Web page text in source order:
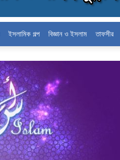
ইসলামিক গল্প বিজ্ঞান ও ইসলাম তাফসীর